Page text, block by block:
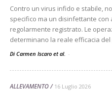
Contro un virus infido e stabile,
specifico ma un disinfettante
regolarmente registrato. Le
determinano la reale efficacia
Di Carmen Iscaro et al. -
ALLEVAMENTO 16 Luglio 2026